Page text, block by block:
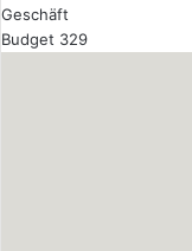
Geschäft
Budget 329